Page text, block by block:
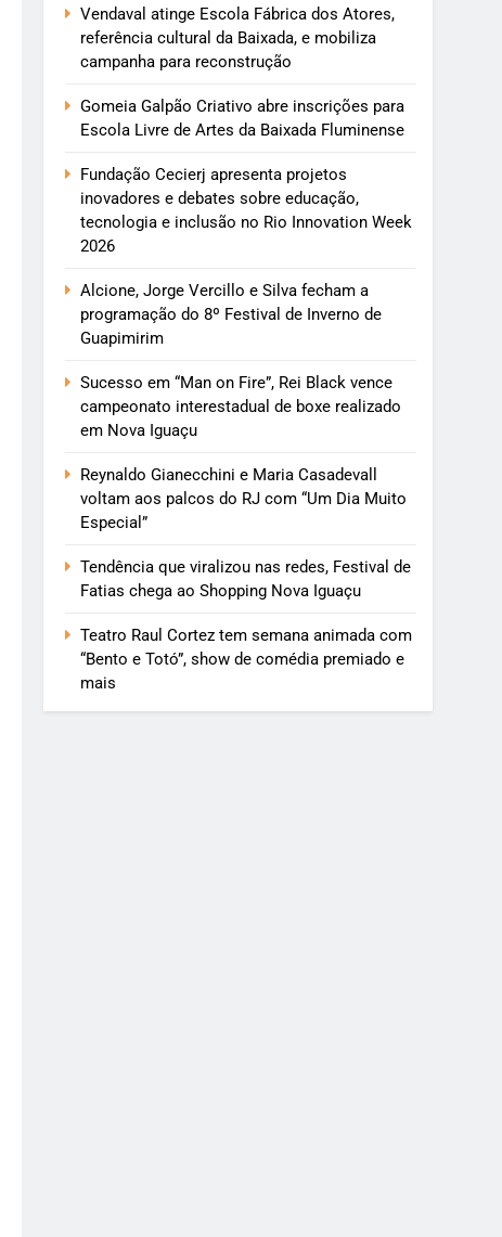
Vendaval atinge Escola Fábrica dos Atores,
referência cultural da Baixada, e mobiliza
campanha para reconstrução
Gomeia Galpão Criativo abre inscrições para
Escola Livre de Artes da Baixada Fluminense
Fundação Cecierj apresenta projetos
inovadores e debates sobre educação,
tecnologia e inclusão no Rio Innovation Week
2026
Alcione, Jorge Vercillo e Silva fecham a
programação do 8º Festival de Inverno de
Guapimirim
Sucesso em “Man on Fire”, Rei Black vence
campeonato interestadual de boxe realizado
em Nova Iguaçu
Reynaldo Gianecchini e Maria Casadevall
voltam aos palcos do RJ com “Um Dia Muito
Especial”
Tendência que viralizou nas redes, Festival de
Fatias chega ao Shopping Nova Iguaçu
Teatro Raul Cortez tem semana animada com
“Bento e Totó”, show de comédia premiado e
mais